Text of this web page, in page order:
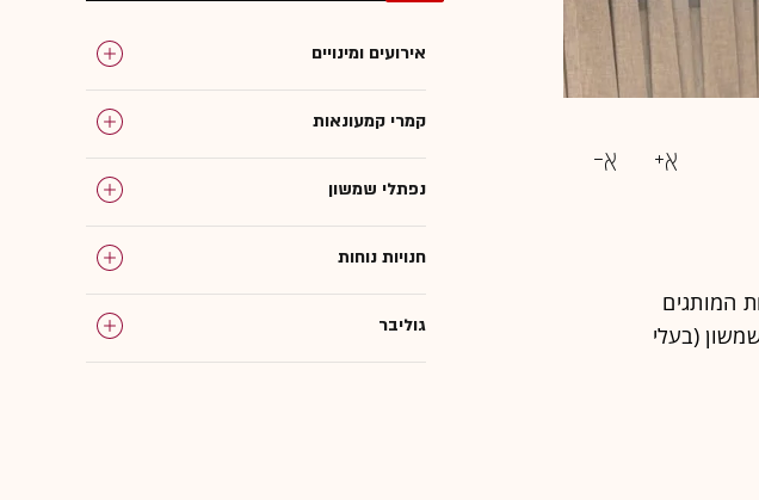
חנויות נוחות תחת המותגים
(בעלי
אירועים ומינויים
קמרי קמעונאות
נפתלי שמשון
חנויות נוחות
גוליבר